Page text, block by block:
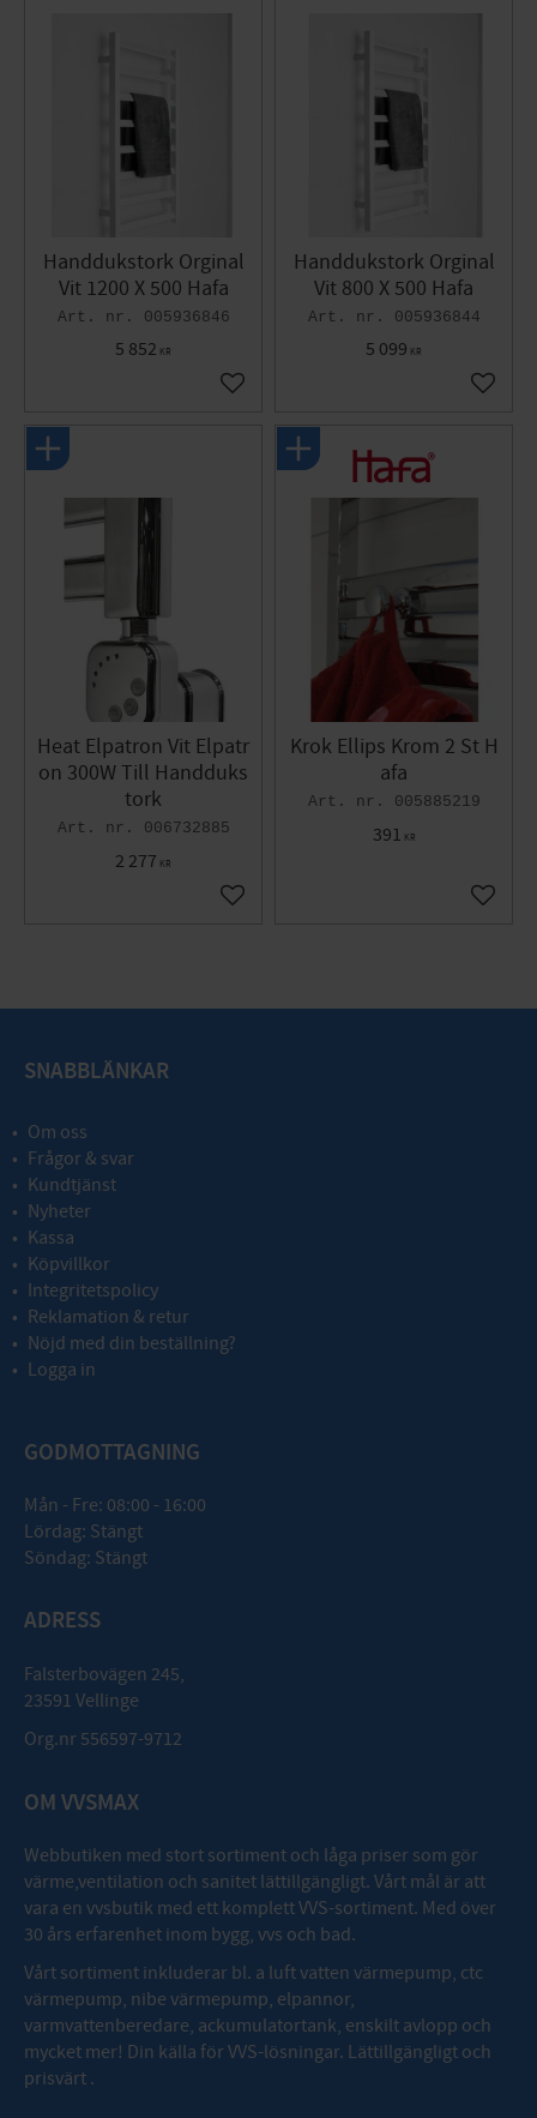
Handdukstork Orginal
Vit 1200 X 500 Hafa
005936846
5 852 KR
Lägg till i favoriter
Handdukstork Orginal
Vit 800 X 500 Hafa
005936844
5 099 KR
Lägg
Heat Elpatron Vit Elpatr
on 300W Till Handduks
tork
006732885
2 277 KR
Lägg till i favoriter
Krok Ellips Krom 2 St H
afa
005885219
391 KR
Lägg
SNABBLÄNKAR
Om oss
Frågor & svar
Kundtjänst
Nyheter
Kassa
Köpvillkor
Integritetspolicy
Reklamation & retur
Nöjd med din beställning?
Logga in
GODMOTTAGNING
Mån - Fre: 08:00 - 16:00
Lördag: Stängt
Söndag: Stängt
ADRESS
Falsterbovägen 245,
23591 Vellinge
Org.nr 556597-9712
OM VVSMAX
Webbutiken med stort sortiment och låga priser som gör
värme,ventilation och sanitet lättillgängligt. Vårt mål är att
vara en vvsbutik med ett komplett VVS-sortiment. Med över
30 års erfarenhet inom bygg, vvs och bad.
Vårt sortiment inkluderar bl. a luft vatten värmepump, ctc
värmepump, nibe värmepump, elpannor,
varmvattenberedare, ackumulatortank, enskilt avlopp och
mycket mer! Din källa för VVS-lösningar. Lättillgängligt och
prisvärt .